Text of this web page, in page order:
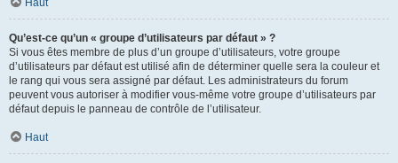
Haut
Qu’est-ce qu’un « groupe d’utilisateurs par défaut » ?
Si vous êtes membre de plus d’un groupe d’utilisateurs, votre groupe
d’utilisateurs par défaut est utilisé afin de déterminer quelle sera la couleur et
le rang qui vous sera assigné par défaut. Les administrateurs du forum
peuvent vous autoriser à modifier vous-même votre groupe d’utilisateurs par
défaut depuis le panneau de contrôle de l’utilisateur.
Haut